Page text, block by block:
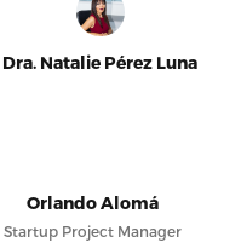
Dra. Natalie Pérez Luna
Orlando Alomá
Startup Project Manager